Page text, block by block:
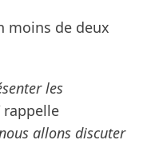
moins de deux
les
rappelle
allons discuter